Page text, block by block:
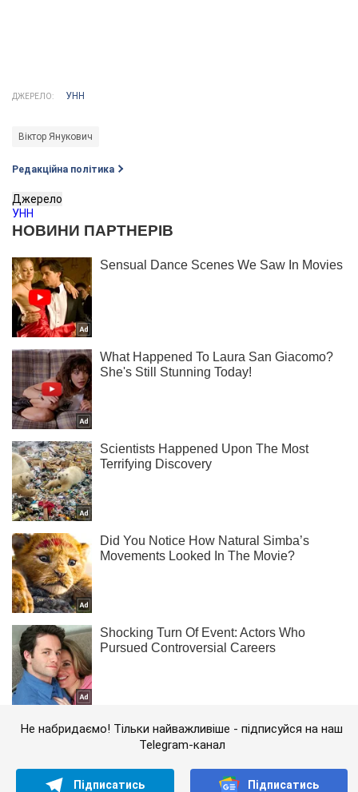
ДЖЕРЕЛО: УНН
Віктор Янукович
Редакційна політика
Джерело
УНН
Не набридаємо! Тільки найважливіше - підписуйся на наш
Telegram-канал
Підписатись Підписатись